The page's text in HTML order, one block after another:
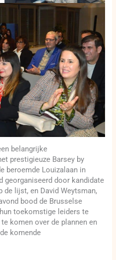
belangrijke
prestigieuze Barsey by
beroemde Louizalaan in
georganiseerd door kandidate
de lijst, en David Weytsman,
bood de Brusselse
toekomstige leiders te
komen over de plannen en
komende